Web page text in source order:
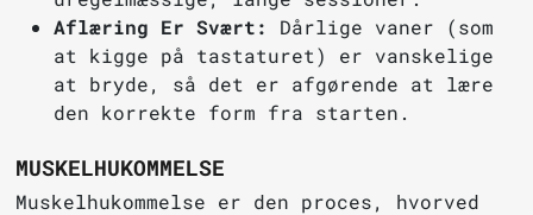
Aflæring Er Svært:
Dårlige vaner (som
at kigge på tastaturet) er vanskelige
at bryde, så det er afgørende at lære
den korrekte form fra starten.
MUSKELHUKOMMELSE
Muskelhukommelse er den proces, hvorved